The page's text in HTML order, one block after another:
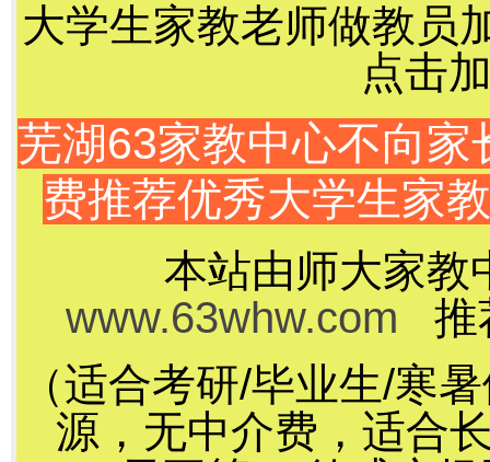
大学生家教老师做教员
点击
芜湖63家教中心不向
费推荐优秀大学生家
本站由师大家教
www.63whw.com 推
（适合考研/毕业生/寒
源，无中介费，适合